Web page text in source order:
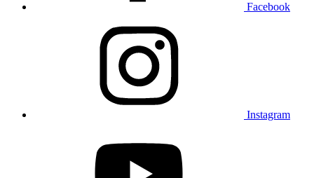
Facebook
Instagram